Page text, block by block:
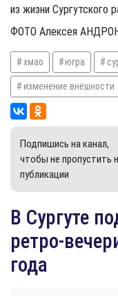
из жизни Сургутского
ФОТО Алексея
хмао югра
изменение внешности
Подпишись на канал,
чтобы не пропустить
публикации
​В Сургуте
ретро-
года